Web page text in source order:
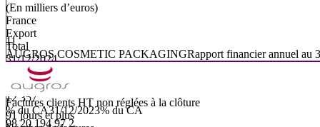
(En milliers d’euros)
France
Export
Total
31/12/2024
12 084
273
12 357
% du CA31/12/2023% du CA
98 20 194 97 2
11
AUGROS COSMETIC PACKAGINGRapport financier annuel au
Factures clients HT non réglées à la clôture
91 jours et plus